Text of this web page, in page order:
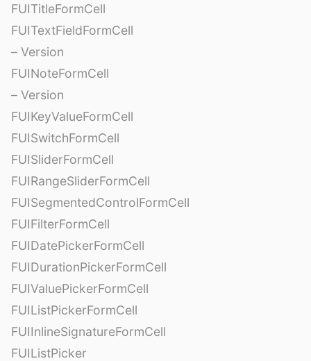
FUITitleFormCell
FUITextFieldFormCell
– Version
FUINoteFormCell
– Version
FUIKeyValueFormCell
FUISwitchFormCell
FUISliderFormCell
FUIRangeSliderFormCell
FUISegmentedControlFormCell
FUIFilterFormCell
FUIDatePickerFormCell
FUIDurationPickerFormCell
FUIValuePickerFormCell
FUIListPickerFormCell
FUIInlineSignatureFormCell
FUIListPicker